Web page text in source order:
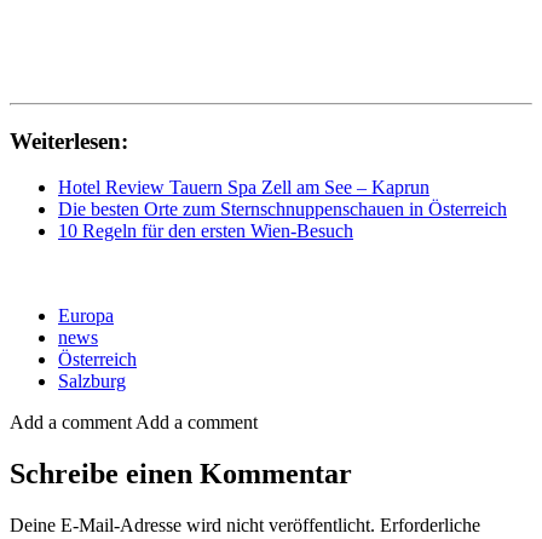
Weiterlesen:
Hotel Review Tauern Spa Zell am See – Kaprun
Die besten Orte zum Sternschnuppenschauen in Österreich
10 Regeln für den ersten Wien-Besuch
Europa
news
Österreich
Salzburg
Add a commentAdd a comment
Schreibe einen Kommentar
Deine E-Mail-Adresse wird nicht veröffentlicht. Erforderliche